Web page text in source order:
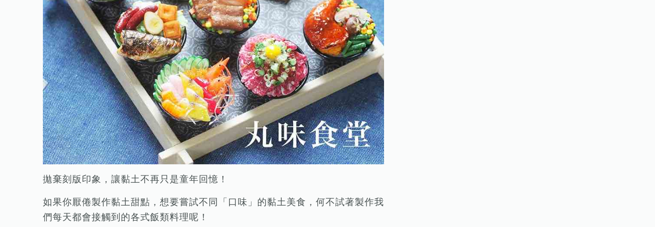
拋棄刻版印象，讓黏土不再只是童年回憶！
如果你厭倦製作黏土甜點，想要嘗試不同「口味」的黏土美食，何不試著製作我
們每天都會接觸到的各式飯類料理呢！